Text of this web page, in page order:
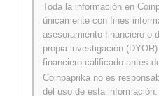
Jamaica se negocia
¿Cómo se está
comparación con el
En los últimos 7 días, Jamaica
debajo del mercado cripto
Toda la información en
únicamente con fines
asesoramiento financiero o
propia investigación
financiero calificado antes
Coinpaprika no es
del uso de esta información.